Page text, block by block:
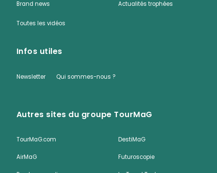
Infos utiles
Brand news
Toutes les vidéos
Actualités trophées
Newsletter Qui sommes-nous ?
Autres sites du groupe TourMaG
TourMaG.com
AirMaG
DestiMaG
Futuroscopie